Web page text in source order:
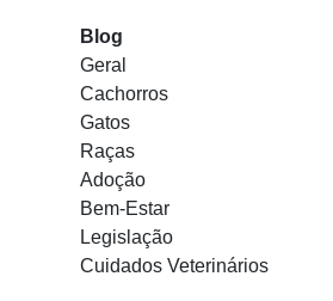
Blog
Geral
Cachorros
Gatos
Raças
Adoção
Bem-Estar
Legislação
Cuidados Veterinários